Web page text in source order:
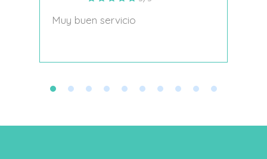
Muy buen servicio